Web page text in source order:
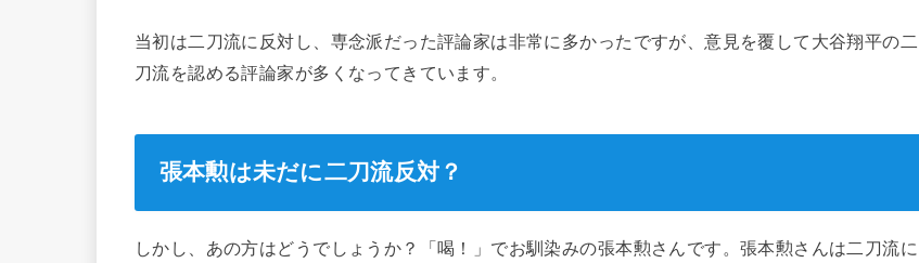
当初は二刀流に反対し、専念派だった評論家は非常に多かったですが、意見を覆して大谷翔平の二
刀流を認める評論家が多くなってきています。
張本勲は未だに二刀流反対？
しかし、あの方はどうでしょうか？「喝！」でお馴染みの張本勲さんです。張本勲さんは二刀流に